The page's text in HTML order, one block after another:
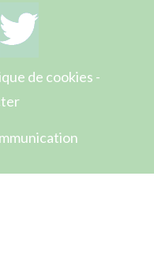
de cookies -